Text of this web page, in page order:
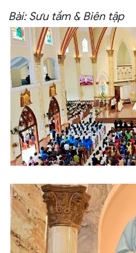
Bài: Sưu tầm & Biên tập